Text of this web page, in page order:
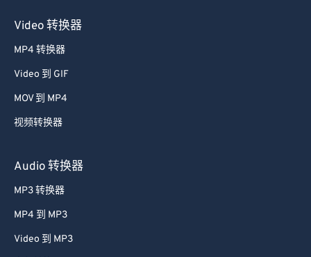
Video 转换器
MP4 转换器
Video 到 GIF
MOV 到 MP4
视频转换器
Audio 转换器
MP3 转换器
MP4 到 MP3
Video 到 MP3